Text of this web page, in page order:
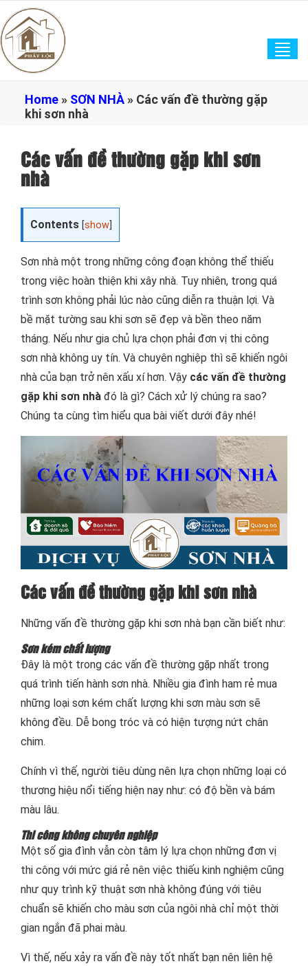
Home » SƠN NHÀ » Các vấn đề thường gặp
khi sơn nhà
Các vấn đề thường gặp khi sơn
nhà
Contents [show
Sơn nhà một trong những công đoạn không thể thiếu
trong việc hoàn thiện khi xây nhà. Tuy nhiên, trong quá
trình sơn không phải lúc nào cũng diễn ra thuận lợi. Và
bề mặt tường sau khi sơn sẽ đẹp và bền theo năm
tháng. Nếu như gia chủ lựa chọn phải đơn vị thi công
sơn nhà không uy tín. Và chuyên nghiệp thì sẽ khiến ngôi
nhà của bạn trở nên xấu xí hơn. Vậy các vấn đề thường
gặp khi sơn nhà đó là gì? Cách xử lý chúng ra sao?
Chúng ta cùng tìm hiểu qua bài viết dưới đây nhé!
Các vấn đề thường gặp khi sơn nhà
Những vấn đề thường gặp khi sơn nhà bạn cần biết như:
Sơn kém chất lượng
Đây là một trong các vấn đề thường gặp nhất trong
quá trình tiến hành sơn nhà. Nhiều gia đình ham rẻ mua
những loại sơn kém chất lượng khi sơn màu sơn sẽ
không đều. Dễ bong tróc và có hiện tượng nứt chân
chim.
Chính vì thế, người tiêu dùng nên lựa chọn những loại có
thương hiệu nổi tiếng hiện nay như: có độ bền và bám
màu lâu.
Thi công không chuyên nghiệp
Một số gia đình vẫn còn tâm lý lựa chọn những đơn vị
thi công với mức giá rẻ nên việc thiếu kinh nghiệm cũng
như quy trình kỹ thuật sơn nhà không đúng với tiêu
chuẩn sẽ khiến cho màu sơn của ngôi nhà chỉ một thời
gian ngắn đã phai màu.
Vì thế, nếu xảy ra vấn đề này tốt nhất bạn nên liên hệ